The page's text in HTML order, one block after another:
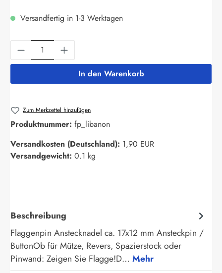
Versandfertig in 1-3 Werktagen
Produkt Anzahl: Gib den gewünschten
In den Warenkorb
Zum Merkzettel hinzufügen
Produktnummer: fp_libanon
Versandkosten (Deutschland): 1,90 EUR
Versandgewicht: 0.1 kg
Beschreibung
Flaggenpin Anstecknadel ca. 17x12 mm Ansteckpin /
ButtonOb für Mütze, Revers, Spazierstock oder
Pinwand: Zeigen Sie Flagge!D… Mehr